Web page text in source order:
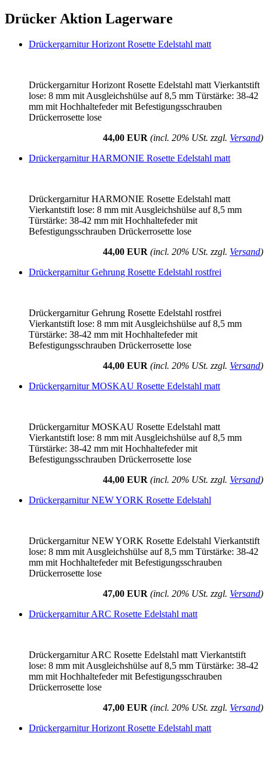
Drücker Aktion Lagerware
Drückergarnitur Horizont Rosette Edelstahl matt
Drückergarnitur Horizont Rosette Edelstahl matt Vierkantstift
lose: 8 mm mit Ausgleichshülse auf 8,5 mm Türstärke: 38-42
mm mit Hochhaltefeder mit Befestigungsschrauben
Drückerrosette lose
44,00 EUR (incl. 20% USt. zzgl. Versand)
Drückergarnitur HARMONIE Rosette Edelstahl matt
Drückergarnitur HARMONIE Rosette Edelstahl matt
Vierkantstift lose: 8 mm mit Ausgleichshülse auf 8,5 mm
Türstärke: 38-42 mm mit Hochhaltefeder mit
Befestigungsschrauben Drückerrosette lose
44,00 EUR (incl. 20% USt. zzgl. Versand)
Drückergarnitur Gehrung Rosette Edelstahl rostfrei
Drückergarnitur Gehrung Rosette Edelstahl rostfrei
Vierkantstift lose: 8 mm mit Ausgleichshülse auf 8,5 mm
Türstärke: 38-42 mm mit Hochhaltefeder mit
Befestigungsschrauben Drückerrosette lose
44,00 EUR (incl. 20% USt. zzgl. Versand)
Drückergarnitur MOSKAU Rosette Edelstahl matt
Drückergarnitur MOSKAU Rosette Edelstahl matt
Vierkantstift lose: 8 mm mit Ausgleichshülse auf 8,5 mm
Türstärke: 38-42 mm mit Hochhaltefeder mit
Befestigungsschrauben Drückerrosette lose
44,00 EUR (incl. 20% USt. zzgl. Versand)
Drückergarnitur NEW YORK Rosette Edelstahl
Drückergarnitur NEW YORK Rosette Edelstahl Vierkantstift
lose: 8 mm mit Ausgleichshülse auf 8,5 mm Türstärke: 38-42
mm mit Hochhaltefeder mit Befestigungsschrauben
Drückerrosette lose
47,00 EUR (incl. 20% USt. zzgl. Versand)
Drückergarnitur ARC Rosette Edelstahl matt
Drückergarnitur ARC Rosette Edelstahl matt Vierkantstift
lose: 8 mm mit Ausgleichshülse auf 8,5 mm Türstärke: 38-42
mm mit Hochhaltefeder mit Befestigungsschrauben
Drückerrosette lose
47,00 EUR (incl. 20% USt. zzgl. Versand)
Drückergarnitur Horizont Rosette Edelstahl matt